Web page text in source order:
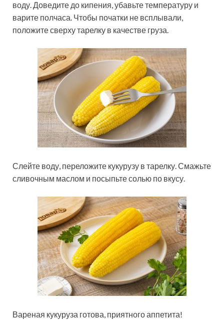
воду. Доведите до кипения, убавьте температуру и
варите полчаса. Чтобы початки не всплывали,
положите сверху тарелку в качестве груза.
Слейте воду, переложите кукурузу в тарелку. Смажьте
сливочным маслом и посыпьте солью по вкусу.
Вареная кукуруза готова, приятного аппетита!